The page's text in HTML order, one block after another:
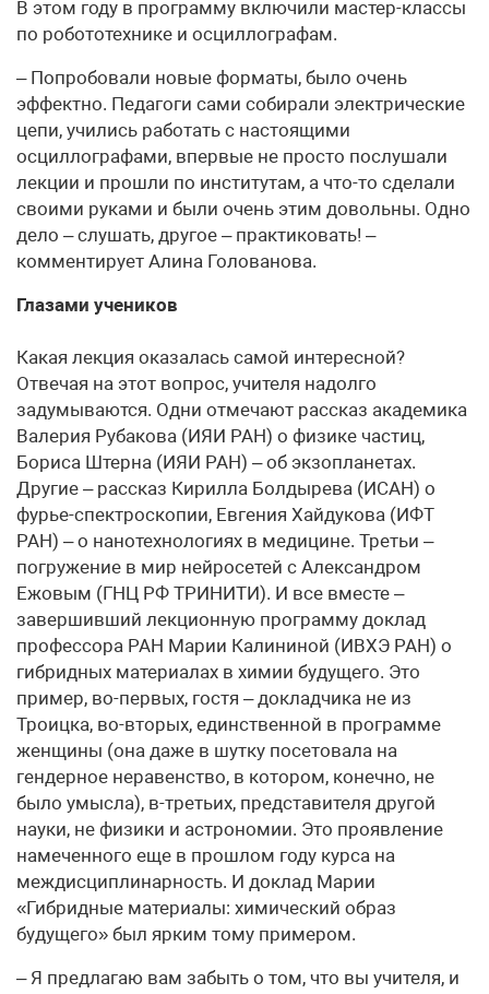
В этом году в программу включили мастер-классы
по робототехнике и осциллографам.
– Попробовали новые форматы, было очень
эффектно. Педагоги сами собирали электрические
цепи, учились работать с настоящими
осциллографами, впервые не просто послушали
лекции и прошли по институтам, а что-то сделали
своими руками и были очень этим довольны. Одно
дело – слушать, другое – практиковать! –
комментирует Алина Голованова.
Глазами учеников
Какая лекция оказалась самой интересной?
Отвечая на этот вопрос, учителя надолго
задумываются. Одни отмечают рассказ академика
Валерия Рубакова (ИЯИ РАН) о физике частиц,
Бориса Штерна (ИЯИ РАН) – об экзопланетах.
Другие – рассказ Кирилла Болдырева (ИСАН) о
фурье-спектроскопии, Евгения Хайдукова (ИФТ
РАН) – о нанотехнологиях в медицине. Третьи –
погружение в мир нейросетей с Александром
Ежовым (ГНЦ РФ ТРИНИТИ). И все вместе –
завершивший лекционную программу доклад
профессора РАН Марии Калининой (ИВХЭ РАН) о
гибридных материалах в химии будущего. Это
пример, во-первых, гостя – докладчика не из
Троицка, во-вторых, единственной в программе
женщины (она даже в шутку посетовала на
гендерное неравенство, в котором, конечно, не
было умысла), в-третьих, представителя другой
науки, не физики и астрономии. Это проявление
намеченного еще в прошлом году курса на
междисциплинарность. И доклад Марии
«Гибридные материалы: химический образ
будущего» был ярким тому примером.
– Я предлагаю вам забыть о том, что вы учителя, и